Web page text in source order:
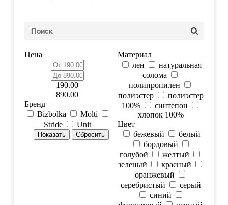
Цена
190.00
890.00
Материал
лен
натуральная
солома
полипропилен
полиэстер
полиэстер
100%
синтепон
хлопок 100%
Бренд
Bizbolka
Molti
Stride
Unit
Цвет
бежевый
белый
бордовый
голубой
желтый
зеленый
красный
оранжевый
серебристый
серый
синий